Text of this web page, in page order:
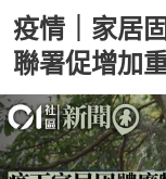
疫情｜家居
聯署促增加